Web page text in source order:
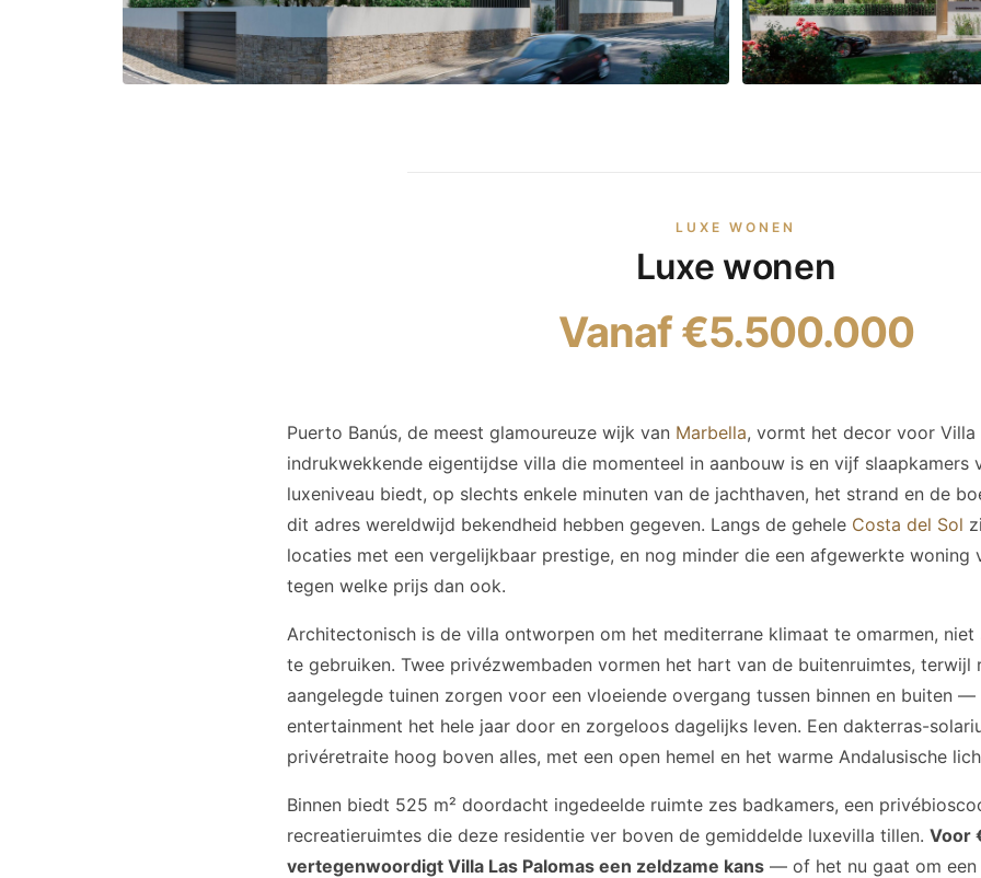
LUXE WONEN
Luxe wonen
Vanaf €5.500.000
Puerto Banús, de meest glamoureuze wijk van Marbella, vormt het decor voor
indrukwekkende eigentijdse villa die momenteel in aanbouw is en vijf slaapkamers
luxeniveau biedt, op slechts enkele minuten van de jachthaven, het strand en de
dit adres wereldwijd bekendheid hebben gegeven. Langs de gehele Costa del Sol
locaties met een vergelijkbaar prestige, en nog minder die een afgewerkte
tegen welke prijs dan ook.
Architectonisch is de villa ontworpen om het mediterrane klimaat te omarmen,
te gebruiken. Twee privézwembaden vormen het hart van de buitenruimtes, terwijl
aangelegde tuinen zorgen voor een vloeiende overgang tussen binnen en buiten
entertainment het hele jaar door en zorgeloos dagelijks leven. Een dakterras-
privéretraite hoog boven alles, met een open hemel en het warme Andalusische
Binnen biedt 525 m² doordacht ingedeelde ruimte zes badkamers, een
recreatieruimtes die deze residentie ver boven de gemiddelde luxevilla tillen. Voor
vertegenwoordigt Villa Las Palomas een zeldzame kans — of het nu gaat om een